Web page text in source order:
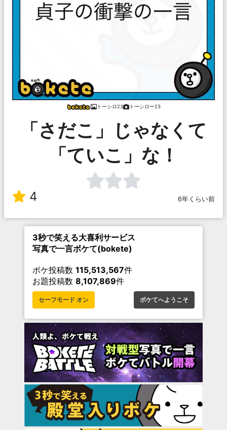
トーシロ23 トーシロー23
「さだこ」じゃなくて
「ていこ」な！
4 6年くらい前
3秒で笑える大喜利サービス
写真で一言ボケて(bokete)
ボケ投稿数 115,513,567件
お題投稿数 8,107,869件
セーフモード オン ボケてへようこそ